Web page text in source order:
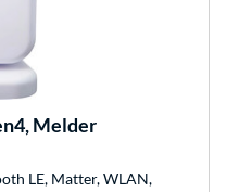
Melder
LE, Matter, WLAN,